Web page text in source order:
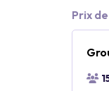
Prix